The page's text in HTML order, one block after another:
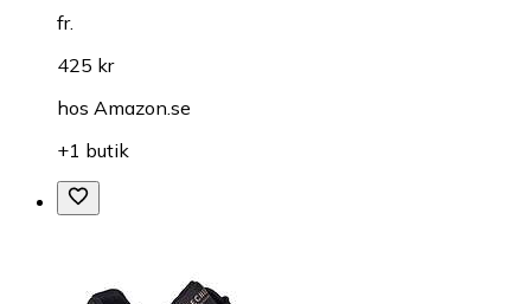
fr.
425 kr
hos Amazon.se
+1 butik